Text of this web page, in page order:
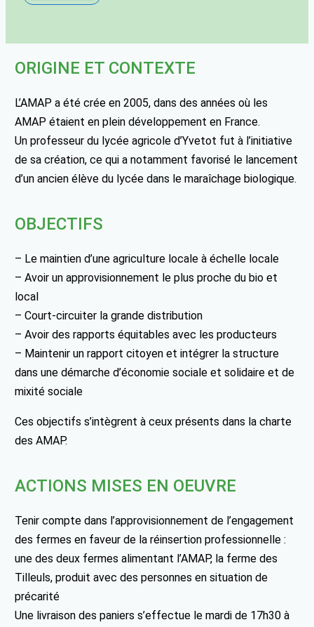
ORIGINE ET CONTEXTE
L’AMAP a été crée en 2005, dans des années où les
AMAP étaient en plein développement en France.
Un professeur du lycée agricole d’Yvetot fut à l’initiative
de sa création, ce qui a notamment favorisé le lancement
d’un ancien élève du lycée dans le maraîchage biologique.
OBJECTIFS
– Le maintien d’une agriculture locale à échelle locale
– Avoir un approvisionnement le plus proche du bio et
local
– Court-circuiter la grande distribution
– Avoir des rapports équitables avec les producteurs
– Maintenir un rapport citoyen et intégrer la structure
dans une démarche d’économie sociale et solidaire et de
mixité sociale
Ces objectifs s’intègrent à ceux présents dans la charte
des AMAP.
ACTIONS MISES EN OEUVRE
Tenir compte dans l’approvisionnement de l’engagement
des fermes en faveur de la réinsertion professionnelle :
une des deux fermes alimentant l’AMAP, la ferme des
Tilleuls, produit avec des personnes en situation de
précarité
Une livraison des paniers s’effectue le mardi de 17h30 à